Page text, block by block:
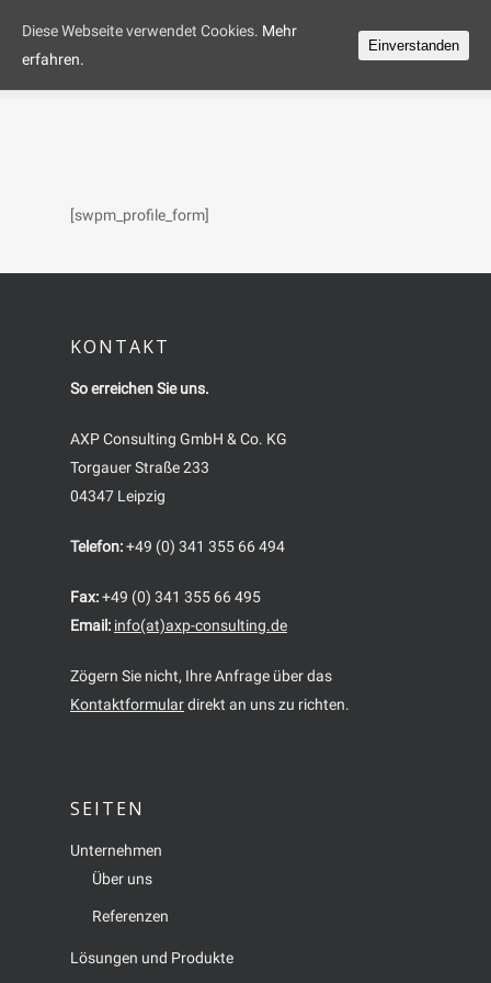
[swpm_profile_form]
KONTAKT
So erreichen Sie uns.
AXP Consulting GmbH & Co. KG
Torgauer Straße 233
04347 Leipzig
Telefon:+49 (0) 341 355 66 494
Fax:+49 (0) 341 355 66 495
Email: info(at)axp-consulting.de
Zögern Sie nicht, Ihre Anfrage über das
Kontaktformulardirekt an uns zu richten.
SEITEN
Unternehmen
Über uns
Referenzen
Lösungen und Produkte
Diese Webseite verwendet Cookies. Mehr
erfahren.
Einverstanden